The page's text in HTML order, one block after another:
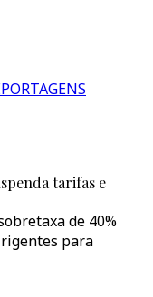
tarifas e
de 40%
para